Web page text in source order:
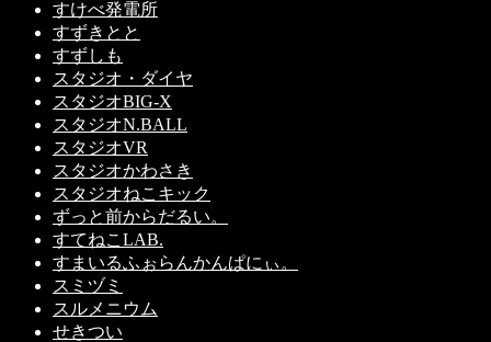
すけべ発電所
すずきとと
すずしも
スタジオ・ダイヤ
スタジオBIG-X
スタジオN.BALL
スタジオVR
スタジオかわさき
スタジオねこキック
ずっと前からだるい。
すてねこLAB.
すまいるふぉらんかんぱにぃ。
スミヅミ
スルメニウム
せきつい